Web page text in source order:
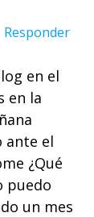
Responder
en el
en la
ante el
¿Qué
puedo
un mes